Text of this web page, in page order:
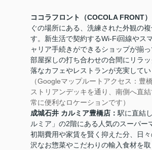
ココラフロント（COCOLA FRONT）
ぐの場所にある、洗練された外観の
す。新生活で契約するWi-Fi回線やス
ャリア手続きができるショップが揃
部屋探しの打ち合わせの合間にリラ
落なカフェやレストランが充実してい
（Googleマップルートアクセス：豊
ストリアンデッキを通り、南側へ直
常に便利なロケーションです）
成城石井 カルミア豊橋店：駅に直結
ルミア」の2階にある人気のスーパー
初期費用や家賃を賢く抑えた分、日
沢なお惣菜やこだわりの輸入食材を